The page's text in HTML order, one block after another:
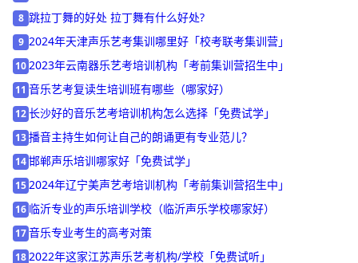
7 学唱歌先练什么歌最好
8 跳拉丁舞的好处 拉丁舞有什么好处?
9 2024年天津声乐艺考集训哪里好「校考联考集训营」
10 2023年云南器乐艺考培训机构「考前集训营招生中」
11音乐艺考复读生培训班有哪些（哪家好）
12长沙好的音乐艺考培训机构怎么选择「免费试学」
13播音主持生如何让自己的朗诵更有专业范儿？
14 邯郸声乐培训哪家好「免费试学」
15 2024年辽宁美声艺考培训机构「考前集训营招生中」
16临沂专业的声乐培训学校（临沂声乐学校哪家好）
17 音乐专业考生的高考对策